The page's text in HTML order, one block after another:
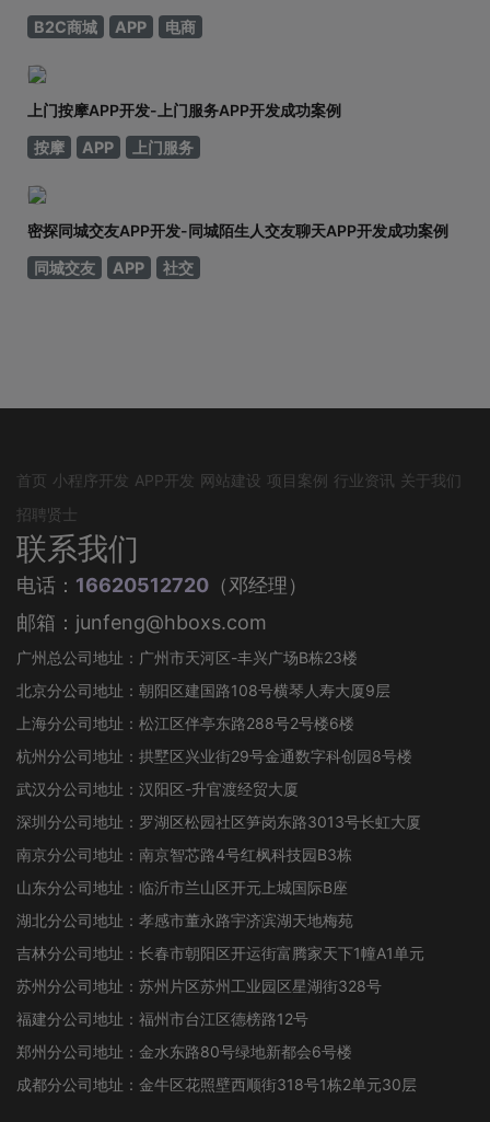
B2C商城
APP 电商
上门按摩APP开发-上门服务APP开发成功案例
按摩
APP 上门服务
密探同城交友APP开发-同城陌生人交友聊天APP开发成功案例
同城交友
APP 社交
首页 小程序开发 APP开发 网站建设 项目案例 行业资讯 关于我们
招聘贤士
联系我们
电话： 16620512720 （邓经理）
邮箱：junfeng@hboxs.com
广州总公司地址：广州市天河区-丰兴广场B栋23楼
北京分公司地址：朝阳区建国路108号横琴人寿大厦9层
上海分公司地址：松江区伴亭东路288号2号楼6楼
杭州分公司地址：拱墅区兴业街29号金通数字科创园8号楼
武汉分公司地址：汉阳区-升官渡经贸大厦
深圳分公司地址：罗湖区松园社区笋岗东路3013号长虹大厦
南京分公司地址：南京智芯路4号红枫科技园B3栋
山东分公司地址：临沂市兰山区开元上城国际B座
湖北分公司地址：孝感市董永路宇济滨湖天地梅苑
吉林分公司地址：长春市朝阳区开运街富腾家天下1幢A1单元
苏州分公司地址：苏州片区苏州工业园区星湖街328号
福建分公司地址：福州市台江区德榜路12号
郑州分公司地址：金水东路80号绿地新都会6号楼
成都分公司地址：金牛区花照壁西顺街318号1栋2单元30层